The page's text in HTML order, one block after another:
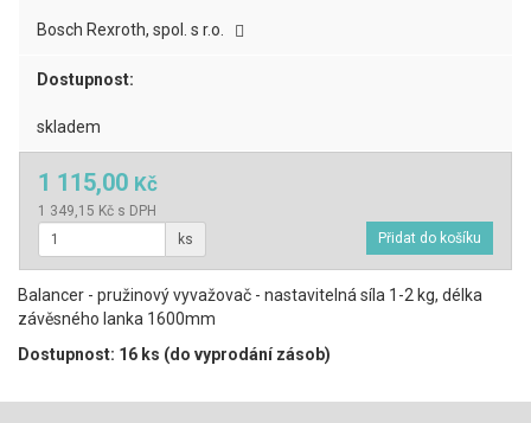
Bosch Rexroth, spol. s r.o.
Dostupnost:
skladem
1 115,00 Kč
1 349,15 Kč s DPH
ks
Balancer - pružinový vyvažovač - nastavitelná síla 1-2 kg, délka
závěsného lanka 1600mm
Dostupnost: 16 ks (do vyprodání zásob)